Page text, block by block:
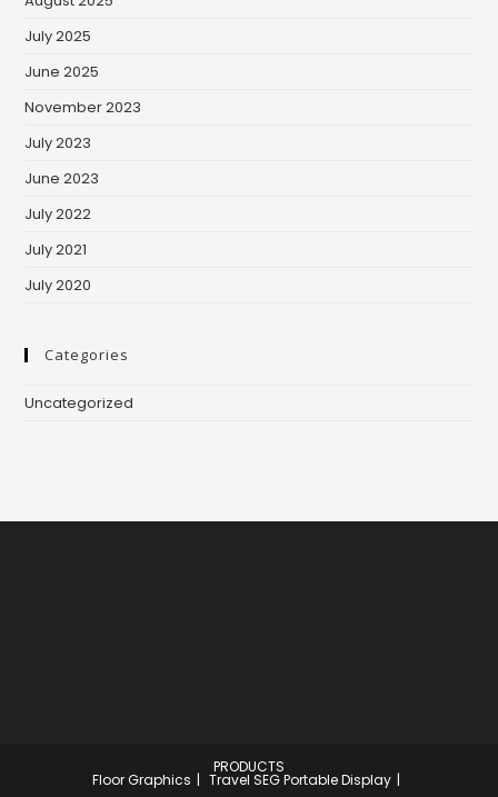
July 2025
June 2025
November 2023
July 2023
June 2023
July 2022
July 2021
July 2020
Categories
Uncategorized
PRODUCTS
Floor Graphics
Travel SEG Portable Display